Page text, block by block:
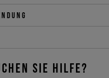
SIE HILFE?